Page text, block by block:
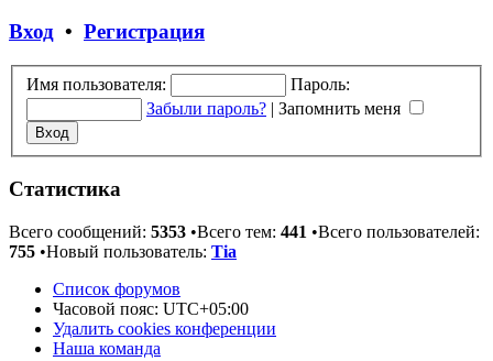
Вход • Регистрация
Имя пользователя:
Пароль:
Забыли пароль? | Запомнить меня
Статистика
Всего сообщений: 5353 •Всего тем: 441 •Всего пользователей:
755 •Новый пользователь: Tia
Список форумов
Часовой пояс: UTC+05:00
Удалить cookies конференции
Наша команда